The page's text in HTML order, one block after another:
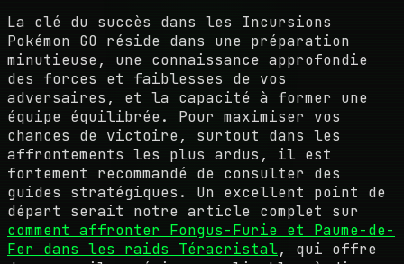
La clé du succès dans les Incursions
Pokémon GO réside dans une préparation
minutieuse, une connaissance approfondie
des forces et faiblesses de vos
adversaires, et la capacité à former une
équipe équilibrée. Pour maximiser vos
chances de victoire, surtout dans les
affrontements les plus ardus, il est
fortement recommandé de consulter des
guides stratégiques. Un excellent point de
départ serait notre article complet sur
comment affronter Fongus-Furie et Paume-de-
Fer dans les raids Téracristal, qui offre